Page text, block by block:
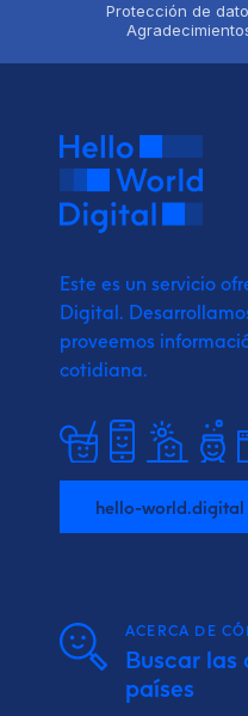
Protección de
Este es un servicio
Digital.
proveemos
cotidiana.
hello-world.digital
ACERCA DE
Buscar las
países